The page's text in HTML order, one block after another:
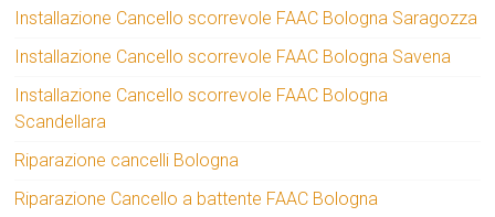
Installazione Cancello scorrevole FAAC Bologna Saragozza
Installazione Cancello scorrevole FAAC Bologna Savena
Installazione Cancello scorrevole FAAC Bologna
Scandellara
Riparazione cancelli Bologna
Riparazione Cancello a battente FAAC Bologna